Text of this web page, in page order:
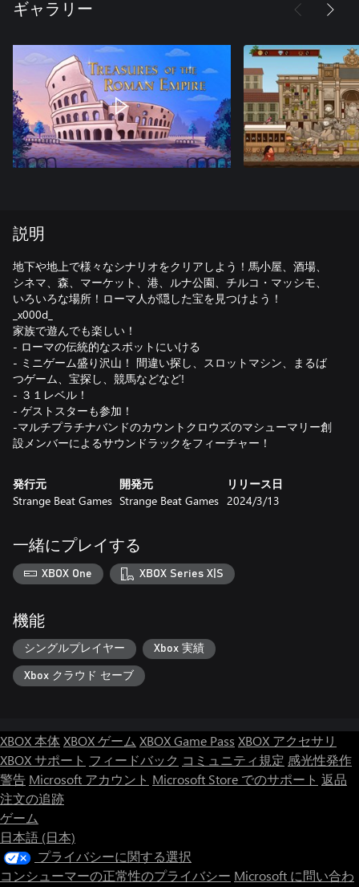
ギャラリー
説明
地下や地上で様々なシナリオをクリアしよう！馬小屋、酒場、
シネマ、森、マーケット、港、ルナ公園、チルコ・マッシモ、
いろいろな場所！ローマ人が隠した宝を見つけよう！
_x000d_
家族で遊んでも楽しい！
- ローマの伝統的なスポットにいける
- ミニゲーム盛り沢山！ 間違い探し、スロットマシン、まるば
つゲーム、宝探し、競馬などなど!
- ３１レベル！
- ゲストスターも参加！
-マルチプラチナバンドのカウントクロウズのマシューマリー創
設メンバーによるサウンドラックをフィーチャー！
発行元
Strange Beat Games
開発元
Strange Beat Games
リリース日
2024/3/13
一緒にプレイする
XBOX One XBOX Series X|S
機能
シングルプレイヤー Xbox 実績
Xbox クラウド セーブ
XBOX 本体XBOX ゲーム XBOX Game Pass XBOX アクセサリ
XBOX サポート フィードバック コミュニティ規定 感光性発作
警告 Microsoft アカウント Microsoft Store でのサポート 返品
注文の追跡
ゲーム
日本語 (日本)
プライバシーに関する選択
コンシューマーの正常性のプライバシー Microsoft に問い合わ